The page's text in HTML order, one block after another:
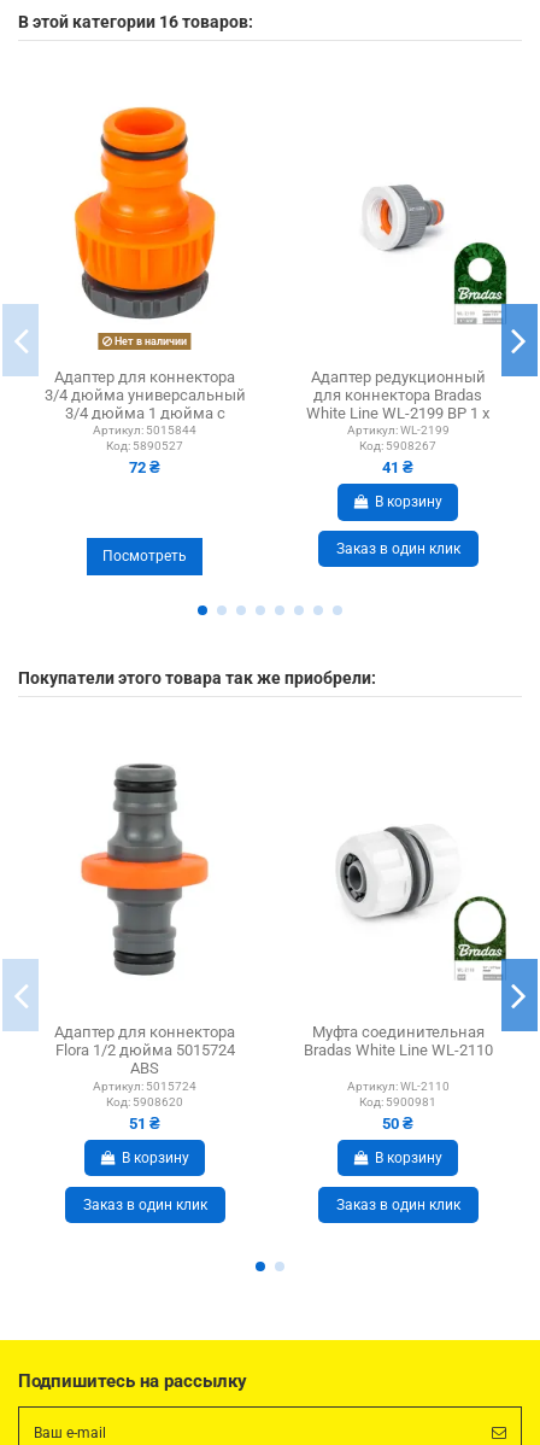
В этой категории 16 товаров:
Нет в наличии
Адаптер для коннектора
3/4 дюйма универсальный
3/4 дюйма 1 дюйма с
внутренней резьбой...
Артикул: 5015844
Код: 5890527
72 ₴
Посмотреть
Адаптер редукционный
для коннектора Bradas
White Line WL-2199 ВР 1 х
3/4 дюйма
Артикул: WL-2199
Код: 5908267
41 ₴
В корзину
Заказ в один клик
Покупатели этого товара так же приобрели:
Адаптер для коннектора
Flora 1/2 дюйма 5015724
ABS
Артикул: 5015724
Код: 5908620
51 ₴
В корзину
Заказ в один клик
Муфта соединительная
Bradas White Line WL-2110
Артикул: WL-2110
Код: 5900981
50 ₴
В корзину
Заказ в один клик
Подпишитесь на рассылку